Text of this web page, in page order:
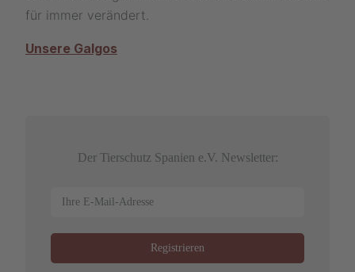
für immer verändert.
Unsere Galgos
Der Tierschutz Spanien e.V. Newsletter: